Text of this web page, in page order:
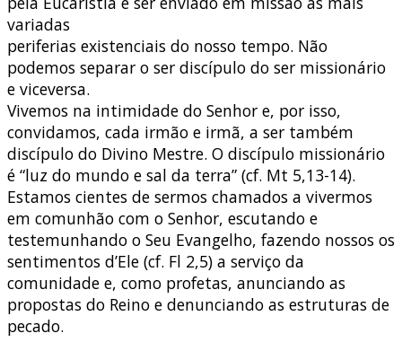
variadas
periferias existenciais do nosso tempo. Não
podemos separar o ser discípulo do ser missionário
e viceversa.
Vivemos na intimidade do Senhor e, por isso,
convidamos, cada irmão e irmã, a ser também
discípulo do Divino Mestre. O discípulo missionário
é “luz do mundo e sal da terra” (cf. Mt 5,13-14).
Estamos cientes de sermos chamados a vivermos
em comunhão com o Senhor, escutando e
testemunhando o Seu Evangelho, fazendo nossos os
sentimentos d’Ele (cf. Fl 2,5) a serviço da
comunidade e, como profetas, anunciando as
propostas do Reino e denunciando as estruturas de
pecado.